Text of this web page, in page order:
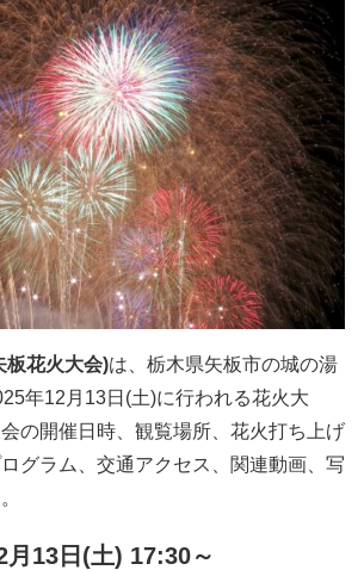
板花火大会)は、栃木県矢板市の城の湯
年12月13日(土)に行われる花火大
の開催日時、観覧場所、花火打ち上げ
グラム、交通アクセス、関連動画、写
月13日(土) 17:30～